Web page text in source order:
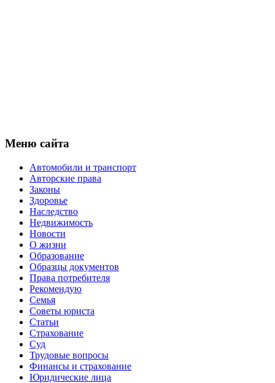
Меню сайта
Автомобили и транспорт
Авторские права
Законы
Здоровье
Наследство
Недвижимость
Новости
О жизни
Образование
Образцы документов
Права потребителя
Рекомендую
Семья
Советы юриста
Статьи
Страхование
Суд
Трудовые вопросы
Финансы и страхование
Юридические лица